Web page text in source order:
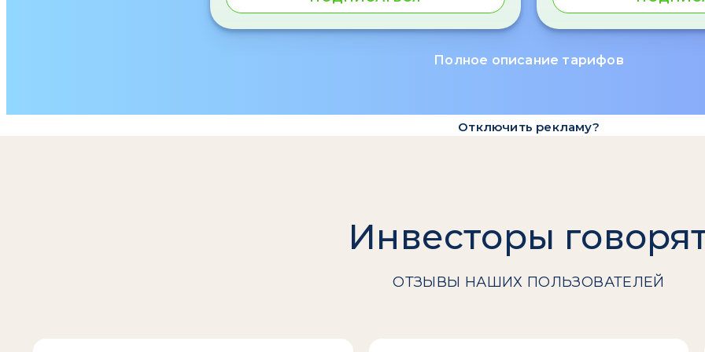
Полное описание тарифов
Отключить рекламу?
Инвесторы
ОТЗЫВЫ НАШИХ ПОЛЬЗОВАТЕЛЕЙ